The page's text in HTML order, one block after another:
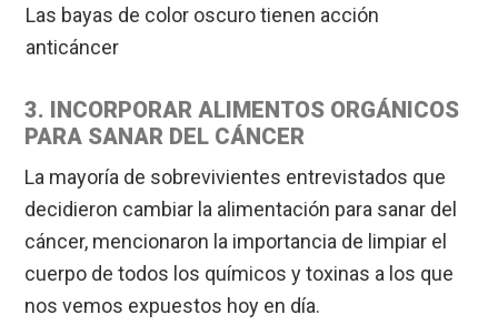
Las bayas de color oscuro tienen acción
anticáncer
3. INCORPORAR ALIMENTOS ORGÁNICOS
PARA SANAR DEL CÁNCER
La mayoría de sobrevivientes entrevistados que
decidieron cambiar la alimentación para sanar del
cáncer, mencionaron la importancia de limpiar el
cuerpo de todos los químicos y toxinas a los que
nos vemos expuestos hoy en día.